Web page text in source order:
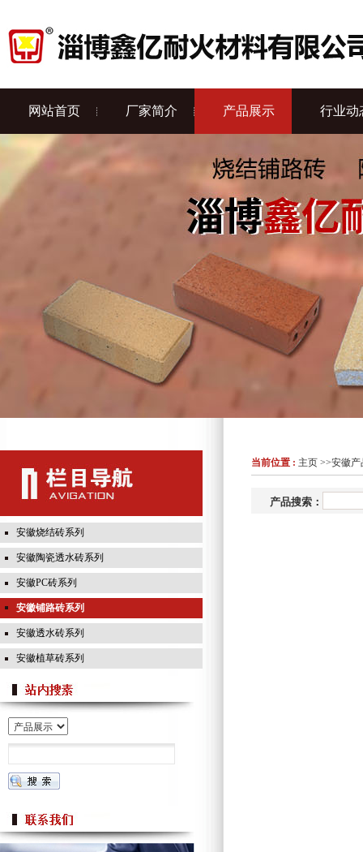
网站首页 厂家简介 产品展示 行业动
安徽烧结砖系列
安徽陶瓷透水砖系列
安徽PC砖系列
安徽铺路砖系列
安徽透水砖系列
安徽植草砖系列
当前位置 : 主页 >>安徽产
产品搜索：